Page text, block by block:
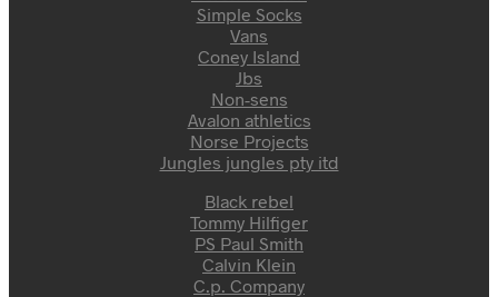
Simple Socks
Vans
Coney Island
Jbs
Non-sens
Avalon athletics
Norse Projects
Jungles jungles pty itd
Black rebel
Tommy Hilfiger
PS Paul Smith
Calvin Klein
C.p. Company